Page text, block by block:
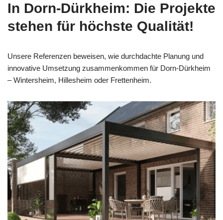
In Dorn-Dürkheim: Die Projekte
stehen für höchste Qualität!
Unsere Referenzen beweisen, wie durchdachte Planung und
innovative Umsetzung zusammenkommen für Dorn-Dürkheim
– Wintersheim, Hillesheim oder Frettenheim.